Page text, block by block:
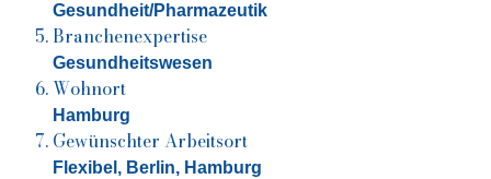
Gesundheit/Pharmazeutik
Branchenexpertise
Gesundheitswesen
Wohnort
Hamburg
Gewünschter Arbeitsort
Flexibel, Berlin, Hamburg